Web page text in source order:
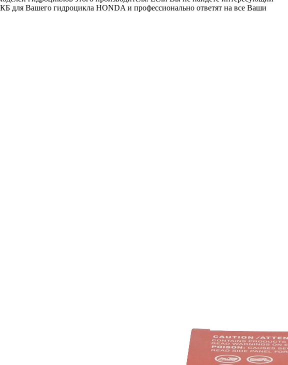
для Вашего гидроцикла HONDA и профессионально ответят на все Ваши